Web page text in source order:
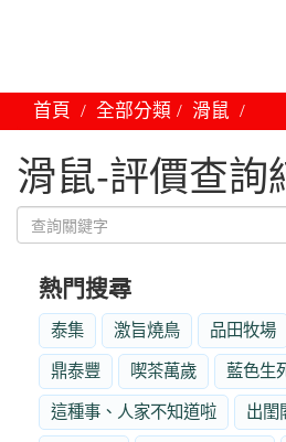
首頁 全部分類 滑鼠
滑鼠-評價查詢
熱門搜尋
泰集 激旨燒鳥 品田牧場
鼎泰豐 喫茶萬歲 藍色生
這種事、人家不知道啦 出閨